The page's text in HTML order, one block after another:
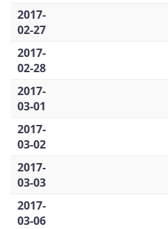
2017-
02-27
2017-
02-28
2017-
03-01
2017-
03-02
2017-
03-03
2017-
03-06